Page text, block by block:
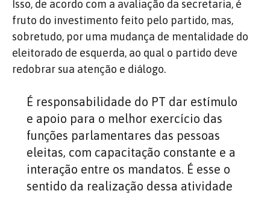
Isso, de acordo com a avaliação da secretaria, é
fruto do investimento feito pelo partido, mas,
sobretudo, por uma mudança de mentalidade do
eleitorado de esquerda, ao qual o partido deve
redobrar sua atenção e diálogo.
É responsabilidade do PT dar estímulo
e apoio para o melhor exercício das
funções parlamentares das pessoas
eleitas, com capacitação constante e a
interação entre os mandatos. É esse o
sentido da realização dessa atividade